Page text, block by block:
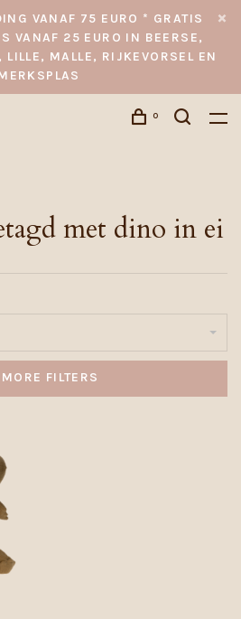
VANAF 75 EURO * GRATIS
VANAF 25 EURO IN BEERSE,
LILLE, MALLE, RIJKEVORSEL EN
0
met dino in ei
MORE FILTERS